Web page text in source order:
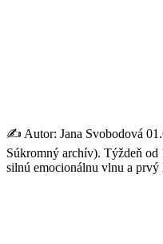
✍️ Autor: Jana Svobodová
Súkromný archív). Týždeň od
silnú emocionálnu vlnu a prvý